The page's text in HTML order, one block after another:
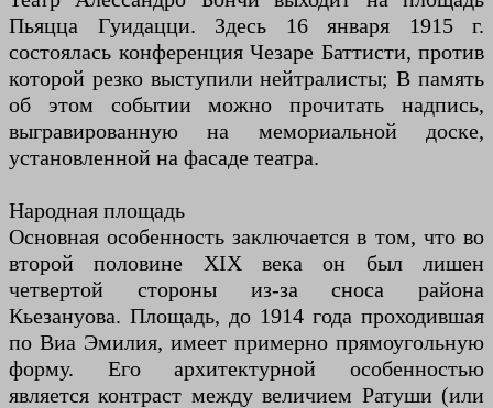
Пьяцца Гуидацци. Здесь 16 января 1915 г.
состоялась конференция Чезаре Баттисти, против
которой резко выступили нейтралисты; В память
об этом событии можно прочитать надпись,
выгравированную на мемориальной доске,
установленной на фасаде театра.
Народная площадь
Основная особенность заключается в том, что во
второй половине XIX века он был лишен
четвертой стороны из-за сноса района
Кьезануова. Площадь, до 1914 года проходившая
по Виа Эмилия, имеет примерно прямоугольную
форму. Его архитектурной особенностью
является контраст между величием Ратуши (или